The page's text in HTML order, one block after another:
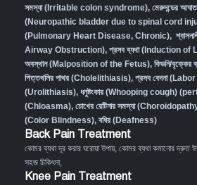
সমস্যা (Irritable colon syndrome), মেরুদন্ডের
(Neuropathic bladder due to spinal cord
(Pulmonary Heart Disease, Chronic),
Airway Obstruction), প্রসব ব্যথা (Induction of
অবস্থান (Malposition of the Fetus), কিডনি/
পিত্তথলির পাথর (Cholelithiasis), প্রসব বেদনা
(Urolithiasis), ধনুষ্টংকার (Whooping cough)
(Chloasma), চোখের রেটিনার সমস্যা
(Color Blindness), বধির (Deafness)
Back Pain Treatment
কোমর ব্যথা দূর করার ঘরোয়া উপায়, কোমর ব্যথা কমানোর দ্রুত
সহজ চিকিৎসা,
Knee Pain Treatment